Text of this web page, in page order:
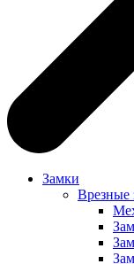
Замки
Врезные